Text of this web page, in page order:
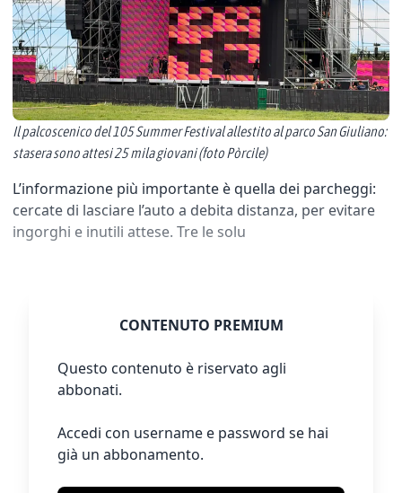
Il palcoscenico del 105 Summer Festival allestito al parco San Giuliano:
stasera sono attesi 25 mila giovani (foto Pòrcile)
L’informazione più importante è quella dei parcheggi:
cercate di lasciare l’auto a debita distanza, per evitare
ingorghi e inutili attese. Tre le solu
CONTENUTO PREMIUM
Questo contenuto è riservato agli
abbonati.
Accedi con username e password se hai
già un abbonamento.